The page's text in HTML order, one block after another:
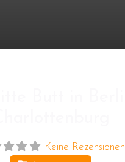
Keine Rezensionen